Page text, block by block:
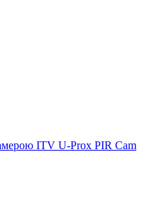
ITV U-Prox PIR Cam